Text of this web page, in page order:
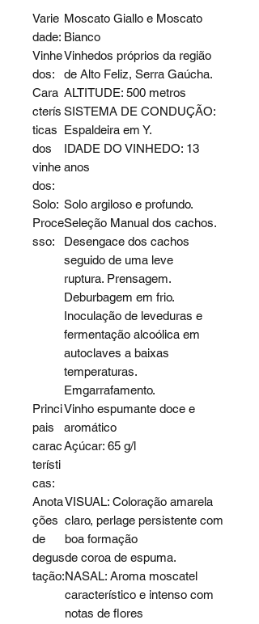
Varie
dade:
Moscato Giallo e Moscato
Bianco
Vinhe
dos:
Vinhedos próprios da região
de Alto Feliz, Serra Gaúcha.
Cara
cterís
ticas
dos
vinhe
dos:
ALTITUDE: 500 metros
SISTEMA DE CONDUÇÃO:
Espaldeira em Y.
IDADE DO VINHEDO: 13
anos
Solo: Solo argiloso e profundo.
Proce
sso:
Seleção Manual dos cachos.
Desengace dos cachos
seguido de uma leve
ruptura. Prensagem.
Deburbagem em frio.
Inoculação de leveduras e
fermentação alcoólica em
autoclaves a baixas
temperaturas.
Emgarrafamento.
Princi
pais
carac
terísti
cas:
Vinho espumante doce e
aromático
Açúcar: 65 g/l
Anota
ções
de
degus
tação:
VISUAL: Coloração amarela
claro, perlage persistente com
boa formação
de coroa de espuma.
NASAL: Aroma moscatel
característico e intenso com
notas de flores